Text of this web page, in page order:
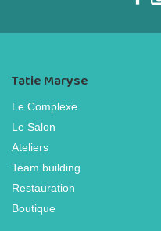
Tatie Maryse
Le Complexe
Le Salon
Ateliers
Team building
Restauration
Boutique